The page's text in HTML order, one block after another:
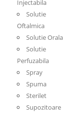
Injectabila
Solutie
Oftalmica
Solutie Orala
Solutie
Perfuzabila
Spray
Spuma
Sterilet
Supozitoare